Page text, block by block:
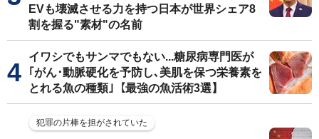
EVも壊滅させる力を持つ日本が世界シェア8
割を握る"素材"の名前
イワシでもサンマでもない...糖尿病専門医が
｢がん･動脈硬化を予防し､美肌を保つ栄養素を
とれる魚の種類｣【最強の魚活術3選】
犯罪の片棒を担がされていた